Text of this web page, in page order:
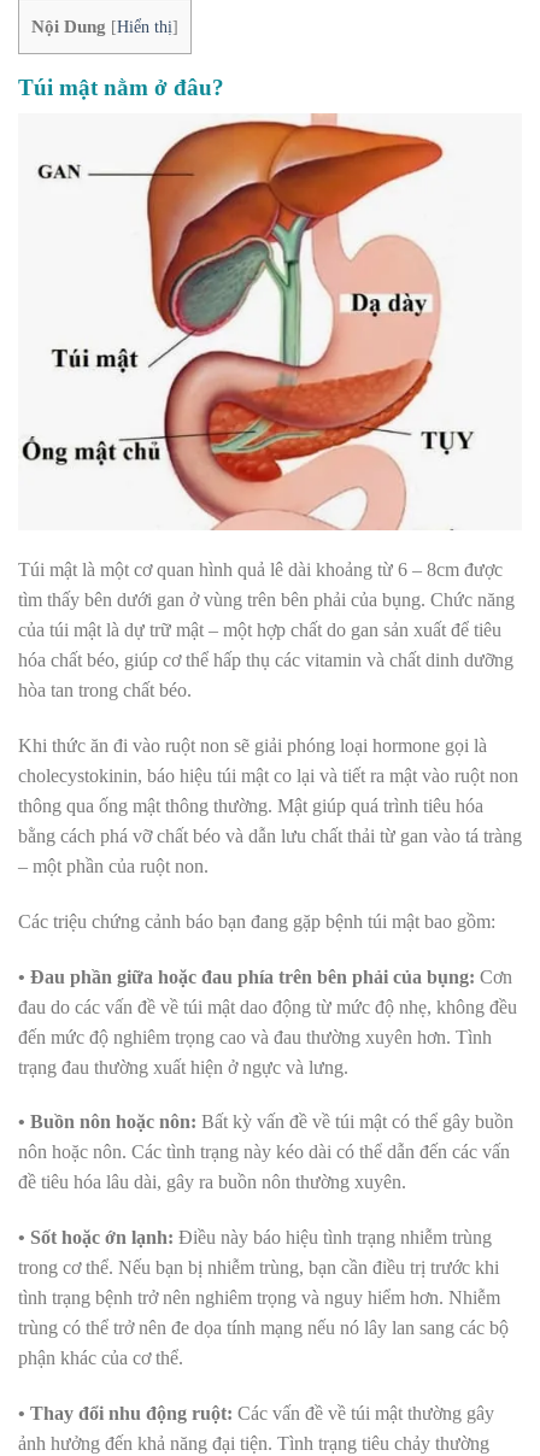
Nội Dung [Hiển thị]
Túi mật nằm ở đâu?
Túi mật là một cơ quan hình quả lê dài khoảng từ 6 – 8cm được
tìm thấy bên dưới gan ở vùng trên bên phải của bụng. Chức năng
của túi mật là dự trữ mật – một hợp chất do gan sản xuất để tiêu
hóa chất béo, giúp cơ thể hấp thụ các vitamin và chất dinh dưỡng
hòa tan trong chất béo.
Khi thức ăn đi vào ruột non sẽ giải phóng loại hormone gọi là
cholecystokinin, báo hiệu túi mật co lại và tiết ra mật vào ruột non
thông qua ống mật thông thường. Mật giúp quá trình tiêu hóa
bằng cách phá vỡ chất béo và dẫn lưu chất thải từ gan vào tá tràng
– một phần của ruột non.
Các triệu chứng cảnh báo bạn đang gặp bệnh túi mật bao gồm:
• Đau phần giữa hoặc đau phía trên bên phải của bụng: Cơn
đau do các vấn đề về túi mật dao động từ mức độ nhẹ, không đều
đến mức độ nghiêm trọng cao và đau thường xuyên hơn. Tình
trạng đau thường xuất hiện ở ngực và lưng.
• Buồn nôn hoặc nôn: Bất kỳ vấn đề về túi mật có thể gây buồn
nôn hoặc nôn. Các tình trạng này kéo dài có thể dẫn đến các vấn
đề tiêu hóa lâu dài, gây ra buồn nôn thường xuyên.
• Sốt hoặc ớn lạnh: Điều này báo hiệu tình trạng nhiễm trùng
trong cơ thể. Nếu bạn bị nhiễm trùng, bạn cần điều trị trước khi
tình trạng bệnh trở nên nghiêm trọng và nguy hiểm hơn. Nhiễm
trùng có thể trở nên đe dọa tính mạng nếu nó lây lan sang các bộ
phận khác của cơ thể.
• Thay đổi nhu động ruột: Các vấn đề về túi mật thường gây
ảnh hưởng đến khả năng đại tiện. Tình trạng tiêu chảy thường